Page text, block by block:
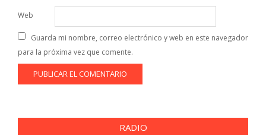
Web
Guarda mi nombre, correo electrónico y web en este navegador
para la próxima vez que comente.
RADIO